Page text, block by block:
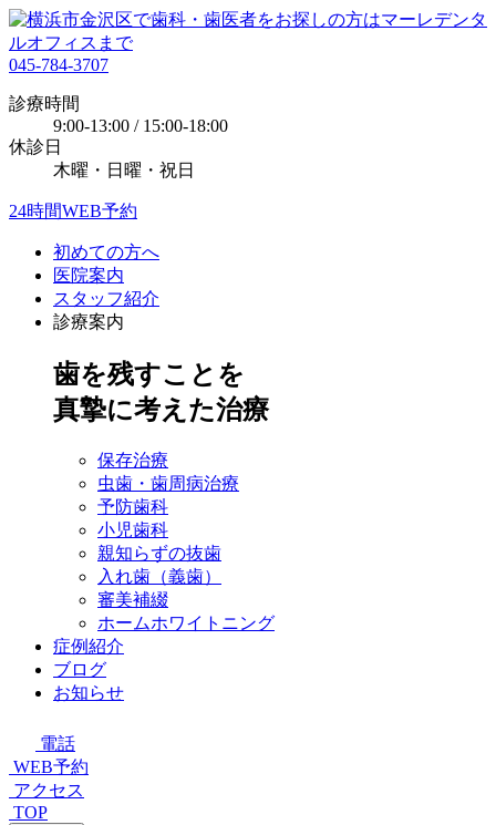
045-784-3707
診療時間
9:00-13:00 / 15:00-18:00
休診日
木曜・日曜・祝日
24時間WEB予約
初めての方へ
医院案内
スタッフ紹介
診療案内
歯を残すことを
真摯に考えた治療
保存治療
虫歯・歯周病治療
予防歯科
小児歯科
親知らずの抜歯
入れ歯（義歯）
審美補綴
ホームホワイトニング
症例紹介
ブログ
お知らせ
電話
WEB予約
アクセス
TOP